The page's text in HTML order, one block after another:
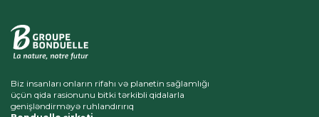
Biz insanları onların rifahı və planetin sağlamlığı
üçün qida rasionunu bitki tərkibli qidalarla
genişləndirməyə ruhlandırırıq